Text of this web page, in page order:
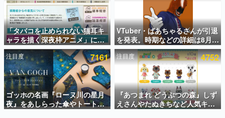
ゲームの企画書
名作ゲームクリエイターの方々に製作時のエピソードをお
聞きし、ヒットする企画（ゲーム）とは何か？を探ってい
きます。
赫本
この物語を解いてはいけない。『赫本』は、〈試験問題〉
の形をした短編ホラー小説集です。
新世代に訊く
これからのデジタルゲーム市場を担う若きクリエイター達
の姿を追い、彼らのルーツと情熱を探っていきます。
「タバコを止められない猫耳キ
ャラを描く深夜枠アニメ」に視
聴者の一部から批判意見。違法
薬物の使用と思しき描写も含め
て、BPOが議論を交わす
VTuber・ばあちゃるさんが引退
を発表。時期などの詳細は8月9
日15時からの配信で説明
注目度 7161
ゴッホの名画『ローヌ川の星月
夜』をあしらった傘やトートバ
ッグなどが登場。8月7日21時よ
注目度 4752
『あつまれ どうぶつの森』しず
えさんやたぬきちなど人気キャ
ラクターのフロッキードールが9